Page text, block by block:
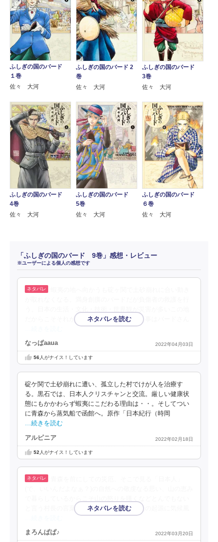
ふしぎの国のバード
１巻
佐々 大河
ふしぎの国のバード 2
巻
佐々 大河
ふしぎの国のバード
3巻
佐々 大河
ふしぎの国のバード
4巻
佐々 大河
ふしぎの国のバード
5巻
佐々 大河
ふしぎの国のバード
６巻
佐々 大河
「ふしぎの国のバード 9巻」感想・レビュー
※ユーザーによる個人の感想です
だからこそそれが起源になっているという事はバードさん
なっぱaaua 2022年04月03日
56人がナイス！しています
碇ケ関で土砂崩れに遭い、孤立した村でけが人を治療す
る。黒石では、日本人クリスチャンと交流。厳しい健康状
態にもかかわらず蝦夷にこだわる理由は・・。そしてつい
に青森から蒸気船で函館へ。原作「日本紀行（時岡
…続きを読む
アルピニア 2022年02月18日
52 人がナイス！しています
と言う村長の言葉に、文明のあまねく万象の起源に気候風
まろんぱぱ♪ 2022年03月20日